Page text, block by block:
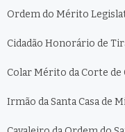
Ordem do Mérito
Cidadão Honorário de
Colar Mérito da Corte de
Irmão da Santa Casa de